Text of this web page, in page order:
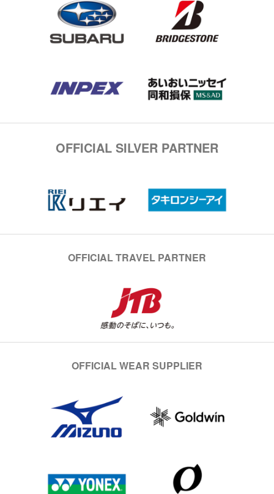
OFFICIAL SILVER PARTNER
OFFICIAL TRAVEL PARTNER
OFFICIAL WEAR SUPPLIER